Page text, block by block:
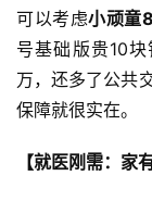
可以考虑小顽童
号基础版贵10
万，还多了公共
保障就很实在。
【就医刚需：家